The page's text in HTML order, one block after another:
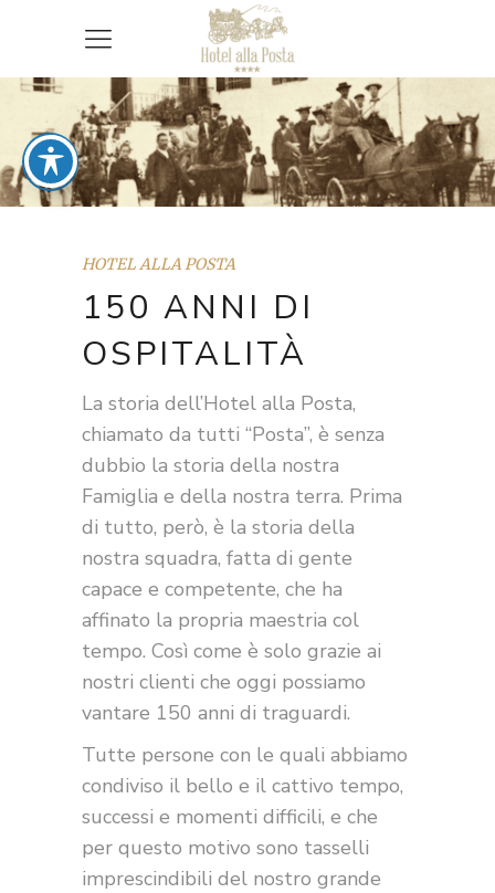
HOTEL ALLA POSTA
150 ANNI DI
OSPITALITÀ
La storia dell’Hotel alla Posta,
chiamato da tutti “Posta”, è senza
dubbio la storia della nostra
Famiglia e della nostra terra. Prima
di tutto, però, è la storia della
nostra squadra, fatta di gente
capace e competente, che ha
affinato la propria maestria col
tempo. Così come è solo grazie ai
nostri clienti che oggi possiamo
vantare 150 anni di traguardi.
Tutte persone con le quali abbiamo
condiviso il bello e il cattivo tempo,
successi e momenti difficili, e che
per questo motivo sono tasselli
imprescindibili del nostro grande